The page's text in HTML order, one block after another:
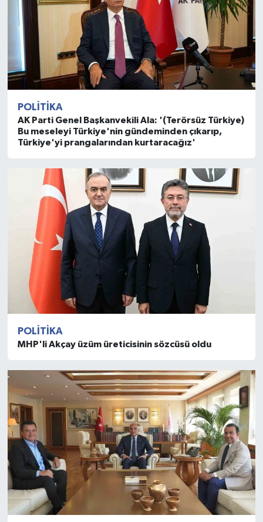
POLITIKA
AK Parti Genel Başkanvekili Ala: '(Terörsüz Türkiye)
Bu meseleyi Türkiye'nin gündeminden çıkarıp,
Türkiye'yi prangalarından kurtaracağız'
POLITIKA
MHP'li Akçay üzüm üreticisinin sözcüsü oldu